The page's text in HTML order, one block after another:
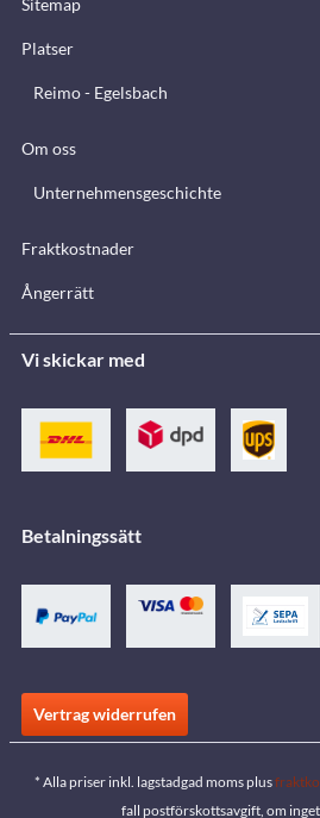
Platser
Reimo - Egelsbach
Om oss
Unternehmensgeschichte
Fraktkostnader
Ångerrätt
Vi skickar med
Betalningssätt
Vertrag widerrufen
* Alla priser inkl. lagstadgad moms plus
fall postförskottsavgift, om